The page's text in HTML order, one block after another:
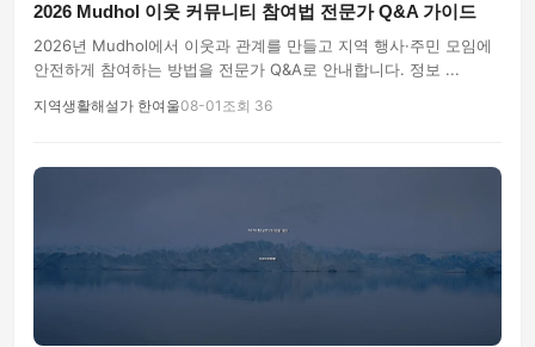
2026 Mudhol 이웃 커뮤니티 참여법 전문가 Q&A 가이드
2026년 Mudhol에서 이웃과 관계를 만들고 지역 행사·주민 모임에
안전하게 참여하는 방법을 전문가 Q&A로 안내합니다. 정보 ...
지역생활해설가 한여울08-01 조회 36